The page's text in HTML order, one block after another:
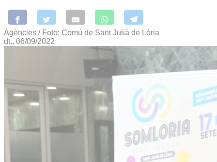
Agències / Foto: Comú de Sant Julià de Lòria
dt., 06/09/2022